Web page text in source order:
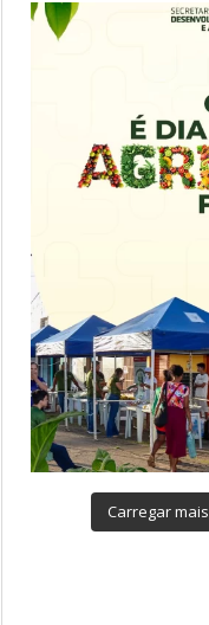
Carregar mais